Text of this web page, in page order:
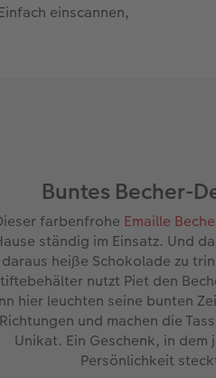
einscannen,
Buntes Becher-
farbenfrohe Emaille
ständig im Einsatz. Und
daraus heiße Schokolade zu
nutzt Piet den
hier leuchten seine bunten
Richtungen und machen die
Unikat. Ein Geschenk, in dem
Persönlichkeit